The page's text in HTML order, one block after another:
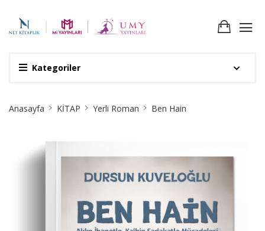
Kategoriler
Breadcrumb
Anasayfa KİTAP Yerli Roman Ben Hain